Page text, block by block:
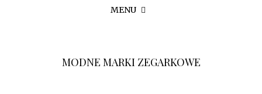
MENU
MODNE MARKI ZEGARKOWE